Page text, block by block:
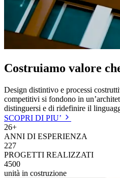
Costruiamo valore
Design distintivo e processi
competitivi si fondono in
distinguersi e di ridefinire il
SCOPRI DI PIU’
26+
ANNI DI ESPERIENZA
227
PROGETTI REALIZZATI
4500
unità in costruzione